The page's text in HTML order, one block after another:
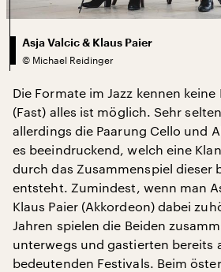
Asja Valcic & Klaus Paier
© Michael Reidinger
Die Formate im Jazz kennen
(Fast) alles ist möglich. Sehr
allerdings die Paarung Cello und
es beeindruckend, welch eine
durch das Zusammenspiel dieser
entsteht. Zumindest, wenn man
Klaus Paier (Akkordeon) dabei
Jahren spielen die Beiden
unterwegs und gastierten bereits
bedeutenden Festivals. Beim